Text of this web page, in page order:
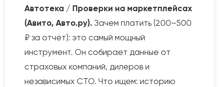
Автотека / Проверки на маркетплейсах
(Авито, Авто.ру). Зачем платить (200–500
₽ за отчёт): это самый мощный
инструмент. Он собирает данные от
страховых компаний, дилеров и
независимых СТО. Что ищем: историю